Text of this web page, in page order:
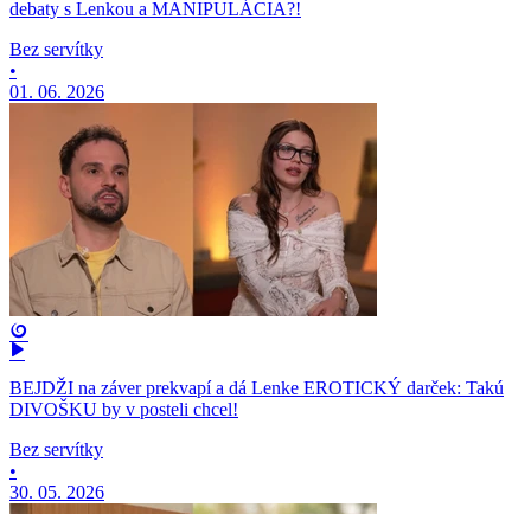
debaty s Lenkou a MANIPULÁCIA?!
Bez servítky
•
01. 06. 2026
BEJDŽI na záver prekvapí a dá Lenke EROTICKÝ darček: Takú
DIVOŠKU by v posteli chcel!
Bez servítky
•
30. 05. 2026